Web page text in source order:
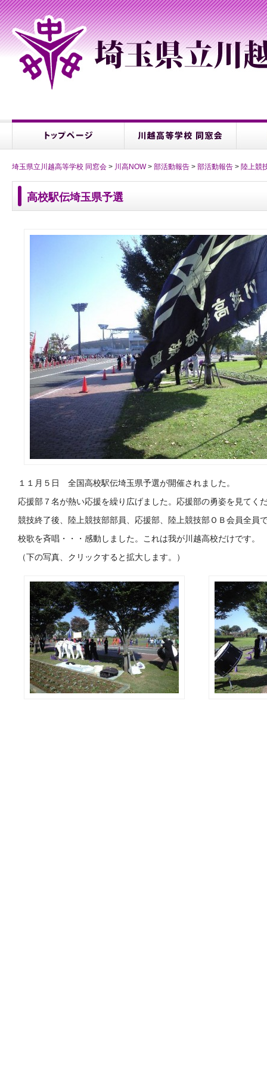
埼玉県立川越高等学校 同窓会 > 川高NOW> 部活動報告 > 部活動報告 > 陸上競
高校駅伝埼玉県予選
１１月５日 全国高校駅伝埼玉県予選が開催されました。
応援部７名が熱い応援を繰り広げました。応援部の勇姿を見てく
競技終了後、陸上競技部部員、応援部、陸上競技部ＯＢ会員全員
校歌を斉唱・・・感動しました。これは我が川越高校だけです。
（下の写真、クリックすると拡大します。）